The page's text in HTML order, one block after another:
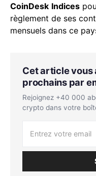
CoinDesk Indices
règlement de ses
mensuels dans ce
Cet article vous
prochains par
Rejoignez +40 000
crypto dans votre